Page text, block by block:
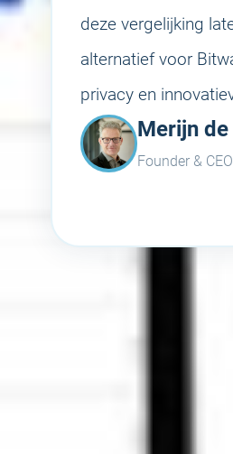
deze vergelijking
alternatief voor
privacy en
Merijn
Founder & CEO